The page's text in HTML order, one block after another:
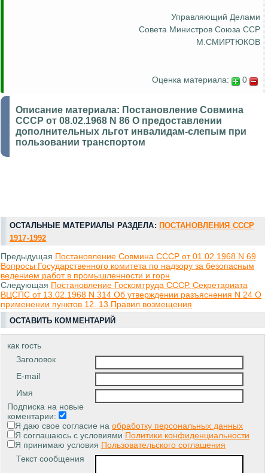
Управляющий Делами
Совета Министров Союза ССР
М.СМИРТЮКОВ
Оценка материала: 0
Описание материала: Постановление Совмина
СССР от 08.02.1968 N 86 О предоставлении
дополнительных льгот инвалидам-слепым при
пользовании транспортом
ОСТАЛЬНЫЕ МАТЕРИАЛЫ РАЗДЕЛА: ПОСТАНОВЛЕНИЯ СССР
1917-1992
Предыдущая Постановление Совмина СССР от 01.02.1968 N 69
Вопросы Государственного комитета по надзору за безопасным
ведением работ в промышленности и горн
Следующая Постановление Госкомтруда СССР. Секретариата
ВЦСПС от 13.02.1968 N 314 Об утверждении разъяснения N 24 О
применении пунктов 12. 13 Правил возмещения
ОСТАВИТЬ КОММЕНТАРИЙ
как гость
Заголовок
E-mail
Имя
Подписка на новые
коментарии:
Я даю свое согласие на обработку персональных данных
Я соглашаюсь с условиями Политики конфиденциальности
Я принимаю условия Пользовательского соглашения
Текст сообщения